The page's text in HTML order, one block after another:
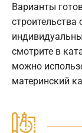
Варианты
смотрите в
можно
материнский